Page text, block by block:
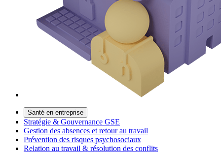
Santé en entreprise
Stratégie & Gouvernance GSE
Gestion des absences et retour au travail
Prévention des risques psychosociaux
Relation au travail & résolution des conflits